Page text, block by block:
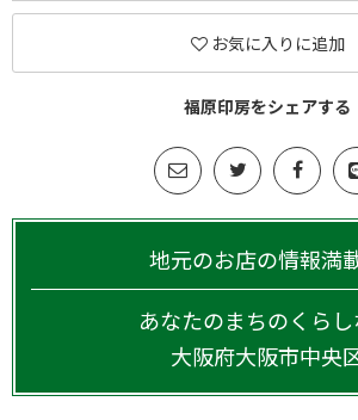
お気に入りに追加
福原印房をシェアする
地元のお店の情報満
あなたのまちのくら
大阪府大阪市中央